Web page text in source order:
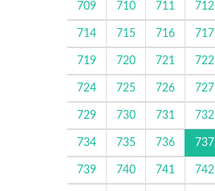
709 710 711 712
714 715 716 717
719 720 721 722
724 725 726 727
729 730 731 732
734 735 736 737
739 740 741 742